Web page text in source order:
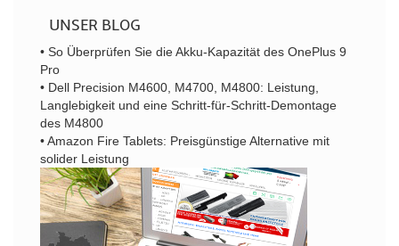
UNSER BLOG
• So Überprüfen Sie die Akku-Kapazität des OnePlus 9
Pro
• Dell Precision M4600, M4700, M4800: Leistung,
Langlebigkeit und eine Schritt-für-Schritt-Demontage
des M4800
• Amazon Fire Tablets: Preisgünstige Alternative mit
solider Leistung